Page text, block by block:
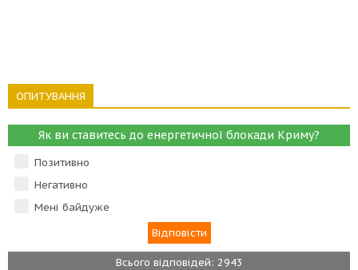
ОПИТУВАННЯ
Як ви ставитесь до енергетичної блокади Криму?
Позитивно
Негативно
Мені байдуже
Всього відповідей: 2943